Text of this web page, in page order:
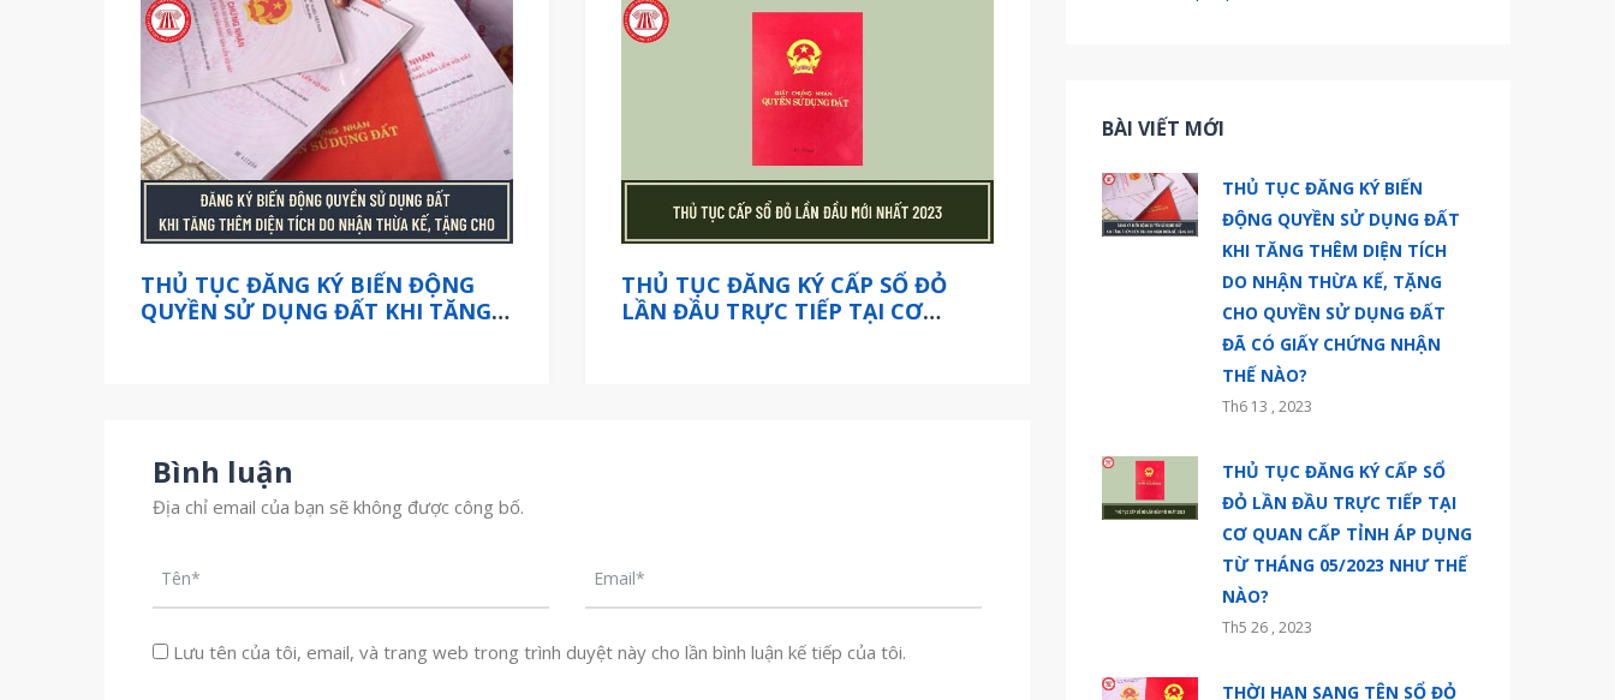
THỦ TỤC ĐĂNG KÝ BIẾN ĐỘNG
QUYỀN SỬ DỤNG ĐẤT KHI TĂNG
THỦ TỤC ĐĂNG KÝ CẤP SỔ ĐỎ
LẦN ĐẦU TRỰC TIẾP TẠI CƠ
Bình luận
Địa chỉ email của bạn sẽ không được công bố.
Lưu tên của tôi, email, và trang web trong trình duyệt này cho lần bình luận kế tiếp của tôi.
BÀI VIẾT MỚI
THỦ TỤC ĐĂNG KÝ BIẾN
ĐỘNG QUYỀN SỬ DỤNG ĐẤT
KHI TĂNG THÊM DIỆN TÍCH
DO NHẬN THỪA KẾ, TẶNG
CHO QUYỀN SỬ DỤNG ĐẤT
ĐÃ CÓ GIẤY CHỨNG NHẬN
THẾ NÀO?
Th6 13 , 2023
THỦ TỤC ĐĂNG KÝ CẤP SỔ
ĐỎ LẦN ĐẦU TRỰC TIẾP TẠI
CƠ QUAN CẤP TỈNH ÁP DỤNG
TỪ THÁNG 05/2023 NHƯ THẾ
NÀO?
Th5 26 , 2023
THỜI HẠN SANG TÊN SỔ ĐỎ